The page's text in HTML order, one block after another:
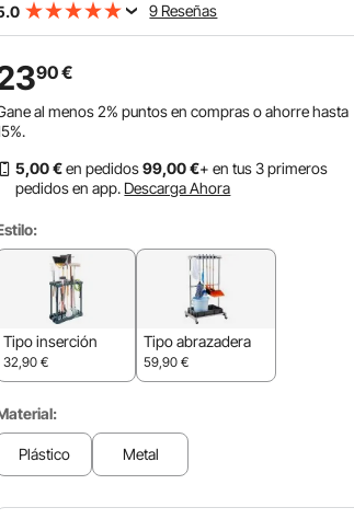
9 Reseñas
90€
al menos2% puntos en compras o ahorre hasta
.
5,00 €en pedidos99,00 €+ en tus 3 primeros
pedidos en app. Descarga Ahora
Tipo inserción
32,90 €
Tipo abrazadera
59,90 €
Plástico Metal